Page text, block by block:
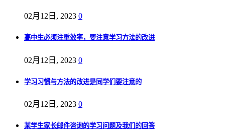
02月12日, 2023 0
高中生必须注重效率，要注意学习方法的改进
02月12日, 2023 0
学习习惯与方法的改进是同学们要注意的
02月12日, 2023 0
某学生家长邮件咨询的学习问题及我们的回答